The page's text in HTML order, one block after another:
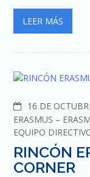
LEER MÁS
16 DE
ERASMUS –
EQUIPO
RINCÓN
CORNER